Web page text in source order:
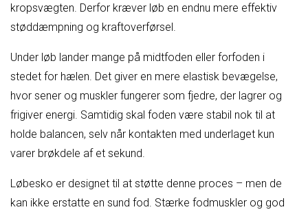
kropsvægten. Derfor kræver løb en endnu mere effektiv
støddæmpning og kraftoverførsel.
Under løb lander mange på midtfoden eller forfoden i
stedet for hælen. Det giver en mere elastisk bevægelse,
hvor sener og muskler fungerer som fjedre, der lagrer og
frigiver energi. Samtidig skal foden være stabil nok til at
holde balancen, selv når kontakten med underlaget kun
varer brøkdele af et sekund.
Løbesko er designet til at støtte denne proces – men de
kan ikke erstatte en sund fod. Stærke fodmuskler og god